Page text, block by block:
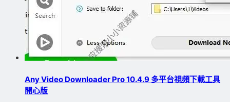
Any Video Downloader Pro 10.4.9 多平台視頻下載工具
開心版